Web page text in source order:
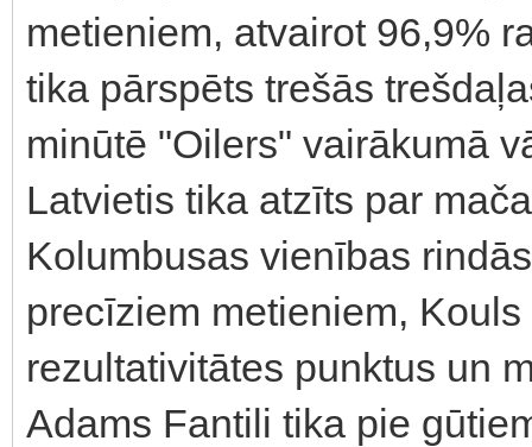
metieniem, atvairot 96,9%
tika pārspēts trešās
minūtē "Oilers" vairākumā
Latvietis tika atzīts par
Kolumbusas vienības
precīziem metieniem,
rezultativitātes punktus un
Adams Fantili tika pie